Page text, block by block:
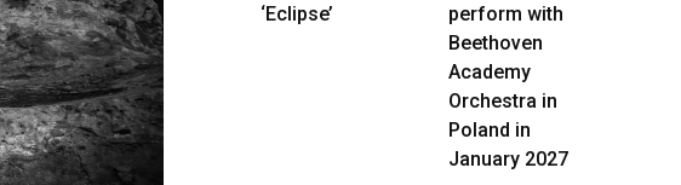
‘Eclipse’
perform with
Beethoven
Academy
Orchestra in
Poland in
January 2027